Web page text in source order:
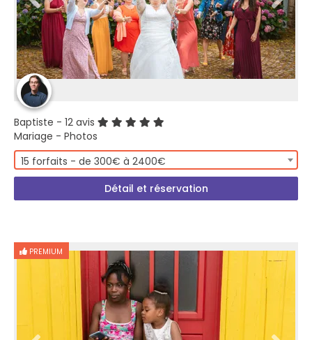
Baptiste - 12 avis
Mariage - Photos
15 forfaits - de 300€ à 2400€
Détail et réservation
PREMIUM